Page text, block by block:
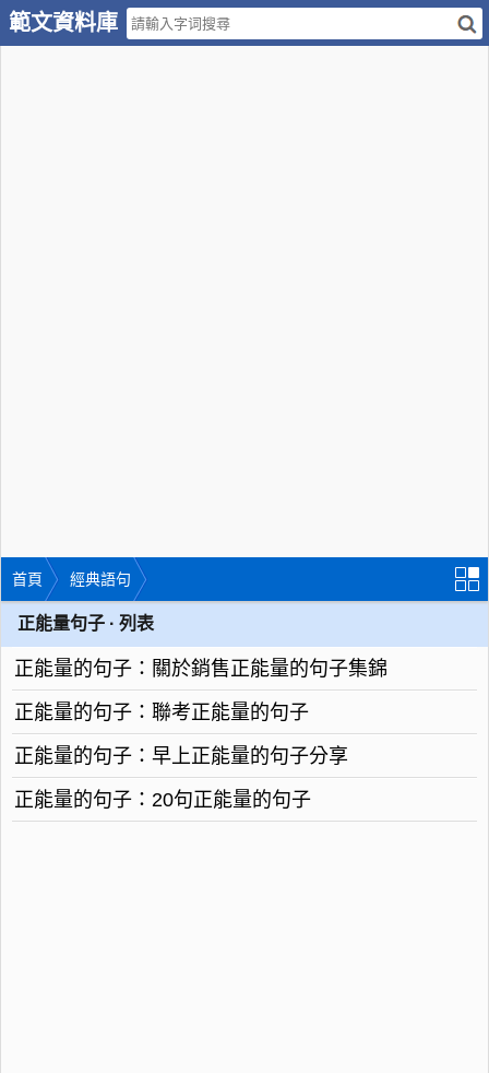
範文資料庫
首頁 經典語句
正能量句子 · 列表
正能量的句子：關於銷售正能量的句子集錦
正能量的句子：聯考正能量的句子
正能量的句子：早上正能量的句子分享
正能量的句子：20句正能量的句子